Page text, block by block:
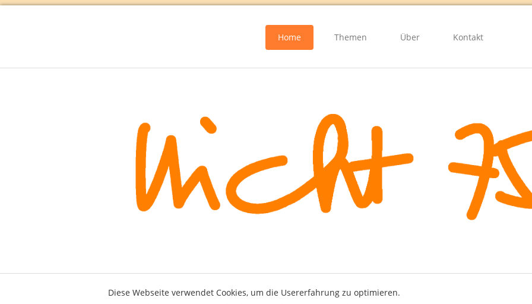
Home Themen Über Kontakt
Diese Webseite verwendet Cookies, um die Usererfahrung zu optimieren.